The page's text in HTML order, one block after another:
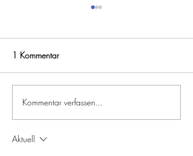
Wechseljahre als Chance:
Ganzheitliche Begleitung im
Ring Bio Hotel
1 Kommentar
Kommentar verfassen...
Aktuell